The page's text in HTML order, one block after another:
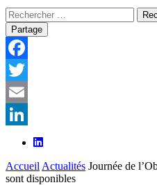
Rechercher
: Partage
Facebook
Twitter
Email
LinkedIn
Accueil Actualités Journée de
sont disponibles